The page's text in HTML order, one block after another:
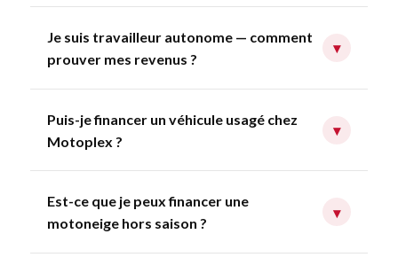
Je suis travailleur autonome — comment
prouver mes revenus ?
▾
Puis-je financer un véhicule usagé chez
Motoplex ?
▾
Est-ce que je peux financer une
motoneige hors saison ?
▾